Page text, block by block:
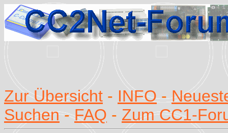
Zur Übersicht - INFO -
Suchen - FAQ - Zum CC1-